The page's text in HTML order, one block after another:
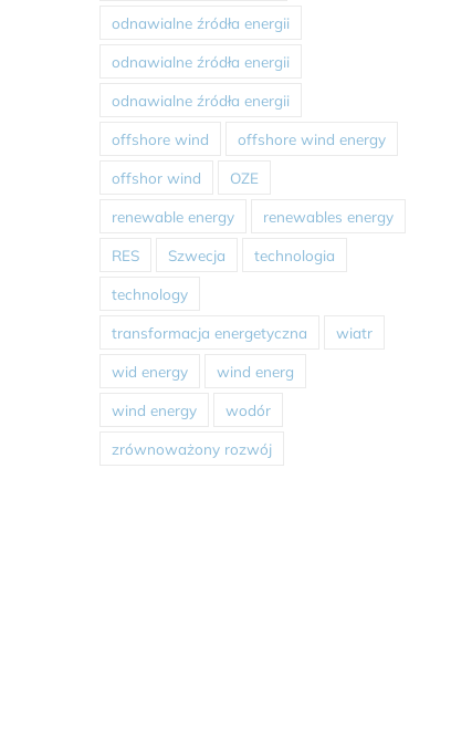
odnawialne źródła energii
odnawialne źródła energii
odnawialne źródła energii
offshore wind offshore wind energy
offshor wind OZE
renewable energy renewables energy
RES Szwecja technologia
technology
transformacja energetyczna wiatr
wid energy wind energ
wind energy wodór
zrównoważony rozwój